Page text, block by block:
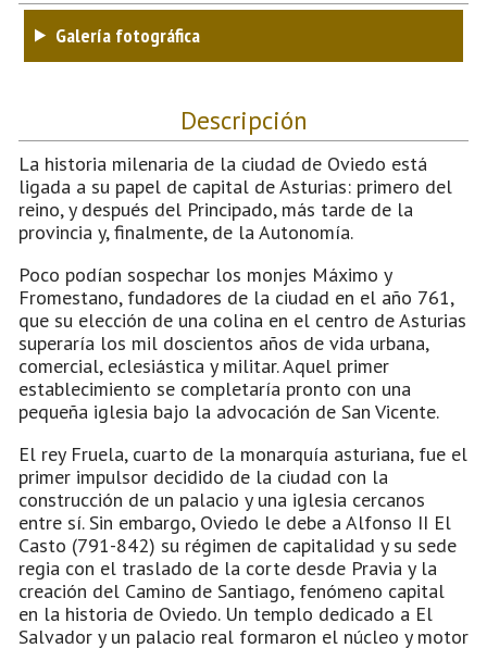
Galería fotográfica
Descripción
La historia milenaria de la ciudad de Oviedo está
ligada a su papel de capital de Asturias: primero del
reino, y después del Principado, más tarde de la
provincia y, finalmente, de la Autonomía.
Poco podían sospechar los monjes Máximo y
Fromestano, fundadores de la ciudad en el año 761,
que su elección de una colina en el centro de Asturias
superaría los mil doscientos años de vida urbana,
comercial, eclesiástica y militar. Aquel primer
establecimiento se completaría pronto con una
pequeña iglesia bajo la advocación de San Vicente.
El rey Fruela, cuarto de la monarquía asturiana, fue el
primer impulsor decidido de la ciudad con la
construcción de un palacio y una iglesia cercanos
entre sí. Sin embargo, Oviedo le debe a Alfonso II El
Casto (791-842) su régimen de capitalidad y su sede
regia con el traslado de la corte desde Pravia y la
creación del Camino de Santiago, fenómeno capital
en la historia de Oviedo. Un templo dedicado a El
Salvador y un palacio real formaron el núcleo y motor